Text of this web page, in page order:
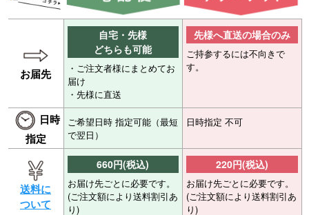
お届先
自宅・先様
どちらも可能
・ご注文者様にまとめてお
届け
・先様に直送
先様へ直送の場合のみ
ご持参するには不向きで
す。
日時
指定
ご希望日時 指定可能（最短
で翌日）
日時指定 不可
送料に
ついて
660円(税込)
お届け先ごとに必要です。
(ご注文額により送料割引あ
り)
220円(税込)
お届け先ごとに必要です。
(ご注文額により送料割引あ
り)